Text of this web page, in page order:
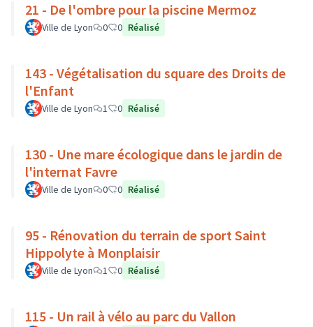
21 - De l'ombre pour la piscine Mermoz
Ville de Lyon 0 0 Réalisé
143 - Végétalisation du square des Droits de
l'Enfant
Ville de Lyon 1 0 Réalisé
130 - Une mare écologique dans le jardin de
l'internat Favre
Ville de Lyon 0 0 Réalisé
95 - Rénovation du terrain de sport Saint
Hippolyte à Monplaisir
Ville de Lyon 1 0 Réalisé
115 - Un rail à vélo au parc du Vallon